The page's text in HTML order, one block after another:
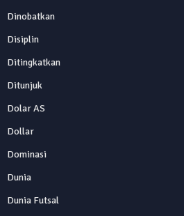
Dinobatkan
Disiplin
Ditingkatkan
Ditunjuk
Dolar AS
Dollar
Dominasi
Dunia
Dunia Futsal